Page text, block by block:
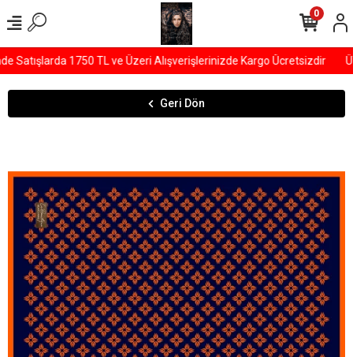
1750 TL ve Üzeri Alışverişlerinizde Kargo Ücretsizdir
0
Geri Dön